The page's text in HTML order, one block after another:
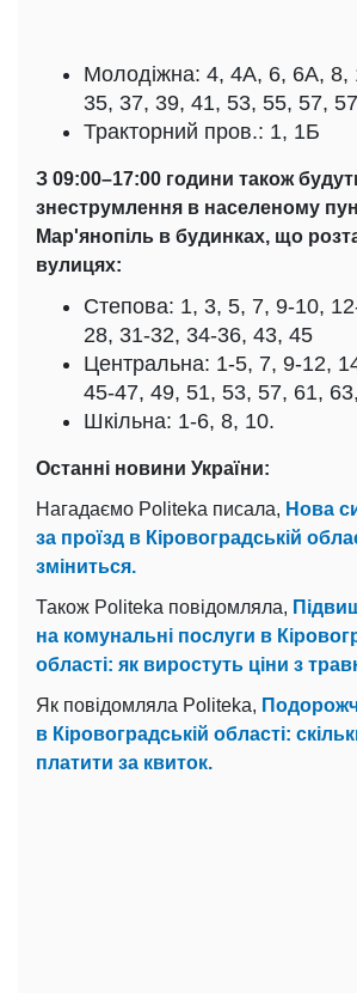
Молодіжна: 4, 4А, 6, 6А, 8,
35, 37, 39, 41, 53, 55, 57,
Тракторний пров.: 1, 1Б
З 09:00–17:00 години також
знеструмлення в населеному
Мар'янопіль в будинках, що
вулицях:
Степова: 1, 3, 5, 7, 9-10,
28, 31-32, 34-36, 43, 45
Центральна: 1-5, 7, 9-12,
45-47, 49, 51, 53, 57, 61,
Шкільна: 1-6, 8, 10.
Останні новини України:
Нагадаємо Politeka писала, Нова
за проїзд в Кіровоградській
зміниться.
Також Politeka повідомляла,
на комунальні послуги в
області: як виростуть ціни з
Як повідомляла Politeka,
в Кіровоградській області:
платити за квиток.